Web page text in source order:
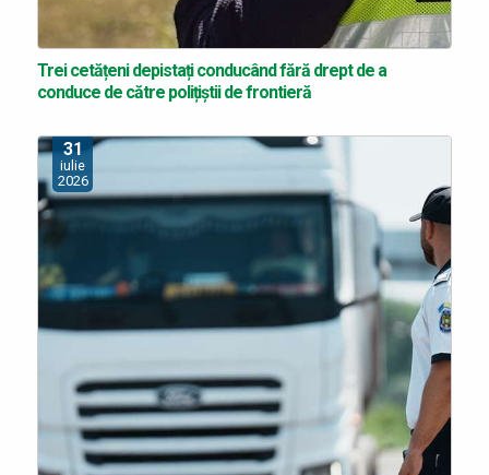
Trei cetățeni depistați conducând fără drept de a
conduce de către polițiștii de frontieră
31
iulie
2026